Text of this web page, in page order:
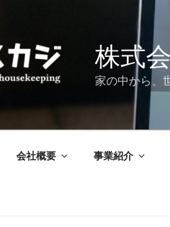
株式
家の中から、
会社概要 事業紹介